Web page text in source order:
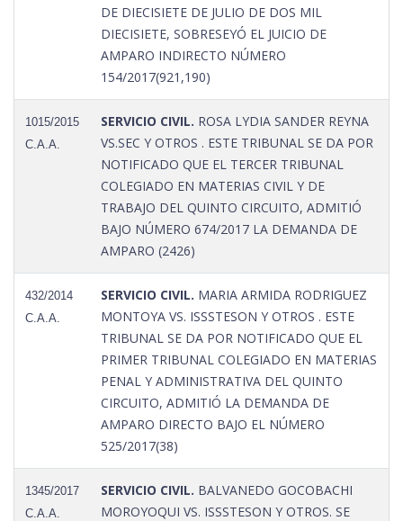
DE DIECISIETE DE JULIO DE DOS MIL
DIECISIETE, SOBRESEYÓ EL JUICIO DE
AMPARO INDIRECTO NÚMERO
154/2017(921,190)
1015/2015
C.A.A.
SERVICIO CIVIL. ROSA LYDIA SANDER REYNA
VS.SEC Y OTROS . ESTE TRIBUNAL SE DA POR
NOTIFICADO QUE EL TERCER TRIBUNAL
COLEGIADO EN MATERIAS CIVIL Y DE
TRABAJO DEL QUINTO CIRCUITO, ADMITIÓ
BAJO NÚMERO 674/2017 LA DEMANDA DE
AMPARO (2426)
432/2014
C.A.A.
SERVICIO CIVIL. MARIA ARMIDA RODRIGUEZ
MONTOYA VS. ISSSTESON Y OTROS . ESTE
TRIBUNAL SE DA POR NOTIFICADO QUE EL
PRIMER TRIBUNAL COLEGIADO EN MATERIAS
PENAL Y ADMINISTRATIVA DEL QUINTO
CIRCUITO, ADMITIÓ LA DEMANDA DE
AMPARO DIRECTO BAJO EL NÚMERO
525/2017(38)
1345/2017
C.A.A.
SERVICIO CIVIL. BALVANEDO GOCOBACHI
MOROYOQUI VS. ISSSTESON Y OTROS. SE